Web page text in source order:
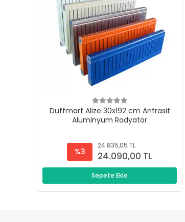
Duffmart Alize 30x192 cm Antrasit
Alüminyum Radyatör
%3
24.835,05 TL
24.090,00 TL
Sepete Ekle